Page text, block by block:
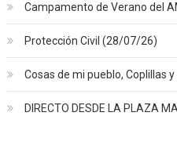
Campamento de Verano del
Protección Civil (28/07/26)
Cosas de mi pueblo, Coplillas
DIRECTO DESDE LA PLAZA